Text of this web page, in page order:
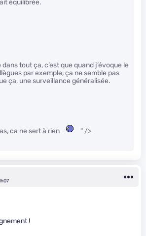
équilibrée.
tout ça, c’est que quand j’évoque le
par exemple, ça ne semble pas
ça, une surveillance généralisée.
ca ne sert à rien " />
!